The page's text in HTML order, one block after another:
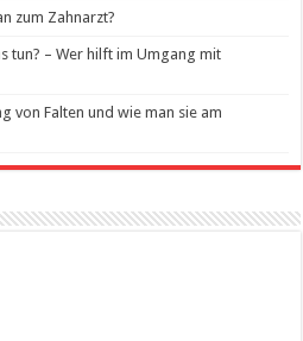
zum Zahnarzt?
tun? – Wer hilft im Umgang mit
von Falten und wie man sie am